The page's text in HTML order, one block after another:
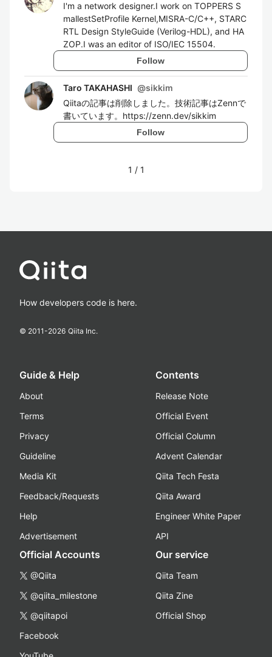
I'm a network designer.I work on TOPPERS S
mallestSetProfile Kernel,MISRA-C/C++, STARC
RTL Design StyleGuide (Verilog-HDL), and HA
ZOP.I was an editor of ISO/IEC 15504.
Follow
Taro TAKAHASHI @sikkim
Qiitaの記事は削除しました。技術記事はZennで
書いています。https://zenn.dev/sikkim
Follow
1 / 1
How developers code is here.
© 2011-2026 Qiita Inc.
Guide & Help
About
Terms
Privacy
Guideline
Media Kit
Feedback/Requests
Help
Advertisement
Contents
Release Note
Official Event
Official Column
Advent Calendar
Qiita Tech Festa
Qiita Award
Engineer White Paper
API
Official Accounts
@Qiita
@qiita_milestone
@qiitapoi
Facebook
Our service
Qiita Team
Qiita Zine
Official Shop